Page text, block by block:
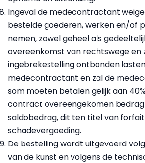
Ingeval de medecontractant
bestelde goederen, werken en/of
nemen, zowel geheel als
overeenkomst van rechtswege en
ingebrekestelling ontbonden
medecontractant en zal de
som moeten betalen gelijk aan
contract overeengekomen
saldobedrag, dit ten titel van
schadevergoeding.
De bestelling wordt uitgevoerd
van de kunst en volgens de